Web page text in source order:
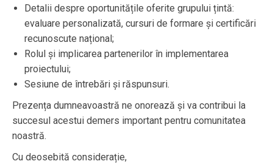
Detalii despre oportunitățile oferite grupului țintă:
evaluare personalizată, cursuri de formare și certificări
recunoscute național;
Rolul și implicarea partenerilor în implementarea
proiectului;
Sesiune de întrebări și răspunsuri.
Prezența dumneavoastră ne onorează și va contribui la
succesul acestui demers important pentru comunitatea
noastră.
Cu deosebită considerație,